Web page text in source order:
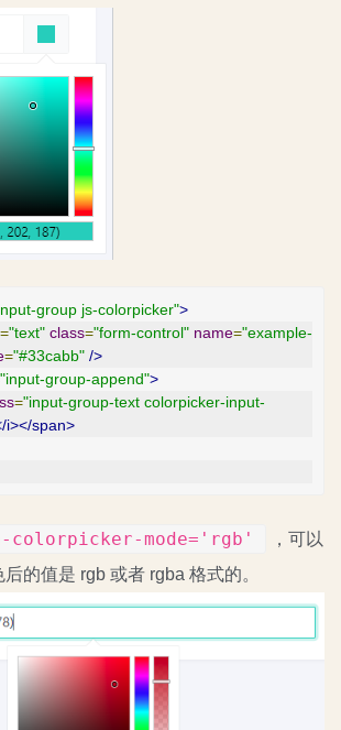
group js-colorpicker">
="text" class="form-control" name="example-
="#33cabb" />
"input-group-append">
="input-group-text colorpicker-input-
i></span>
colorpicker-mode='rgb'
，可以
的值是 rgb 或者 rgba 格式的。